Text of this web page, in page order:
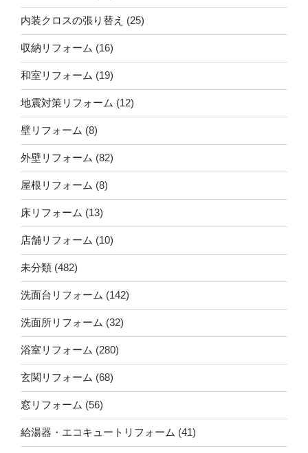
内装クロスの張り替え (25)
収納リフォーム (16)
和室リフォーム (19)
地震対策リフォーム (12)
壁リフォーム (8)
外壁リフォーム (82)
屋根リフォーム (8)
床リフォーム (13)
店舗リフォーム (10)
未分類 (482)
洗面台リフォーム (142)
洗面所リフォーム (32)
浴室リフォーム (280)
玄関リフォーム (68)
窓リフォーム (56)
給湯器・エコキュートリフォーム (41)